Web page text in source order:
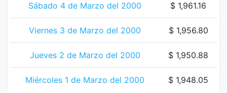
Sábado 4 de Marzo del 2000 $ 1,961.16
Viernes 3 de Marzo del 2000 $ 1,956.80
Jueves 2 de Marzo del 2000 $ 1,950.88
Miércoles 1 de Marzo del 2000 $ 1,948.05